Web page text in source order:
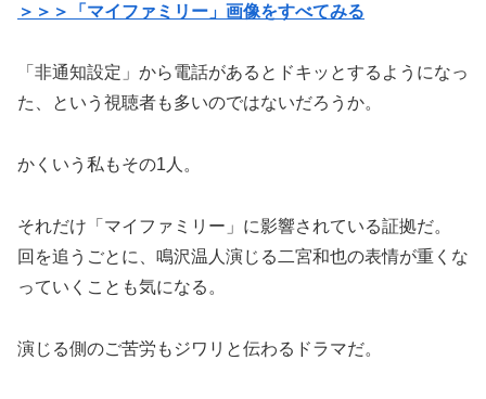
＞＞＞「マイファミリー」画像をすべてみる
「非通知設定」から電話があるとドキッとするようになっ
た、という視聴者も多いのではないだろうか。
かくいう私もその1人。
それだけ「マイファミリー」に影響されている証拠だ。
回を追うごとに、鳴沢温人演じる二宮和也の表情が重くな
っていくことも気になる。
演じる側のご苦労もジワリと伝わるドラマだ。